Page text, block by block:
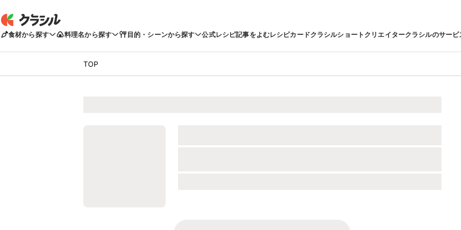
食材から探す 料理名から探す 目的・シーンから探す 公式レシピ記事をよむレシピカードクラシルショートクリエイタークラシルのサービ
TOP